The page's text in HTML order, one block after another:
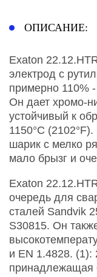
ОПИСАНИЕ:
Exaton
электрод с
примерно 110%
Он дает хромо-
устойчивый к
1150°C
шарик с мелко
мало брызг и
Exaton
очередь для
сталей Sandvik
S30815. Он
и EN 1.4828. (1):
принадлежащая